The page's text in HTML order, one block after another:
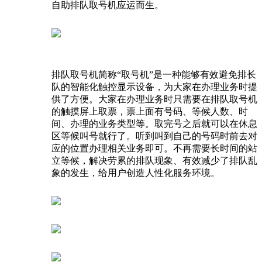
自助排队取号机应运而生。
排队取号机简称“取号机”是一种能够有效避免排长
队的智能化触控显示设备，为大家在办理业务时提
供了方便。大家在办理业务时只需要在排队取号机
的触摸屏上取票，票上面有号码、等候人数、时
间、办理的业务类型等。取完号之后就可以在休息
区等候叫号就行了。听到叫到自己的号码时前去对
应的位置办理相关业务即可。不再需要长时间的站
立等候，解决劳累的排队现象、有效减少了排队乱
象的发生，给用户创造人性化服务环境。